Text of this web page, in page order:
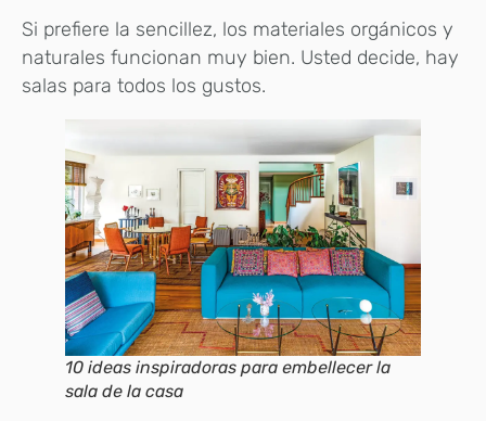
Si prefiere la sencillez, los materiales orgánicos y
naturales funcionan muy bien. Usted decide, hay
salas para todos los gustos.
10 ideas inspiradoras para embellecer la
sala de la casa